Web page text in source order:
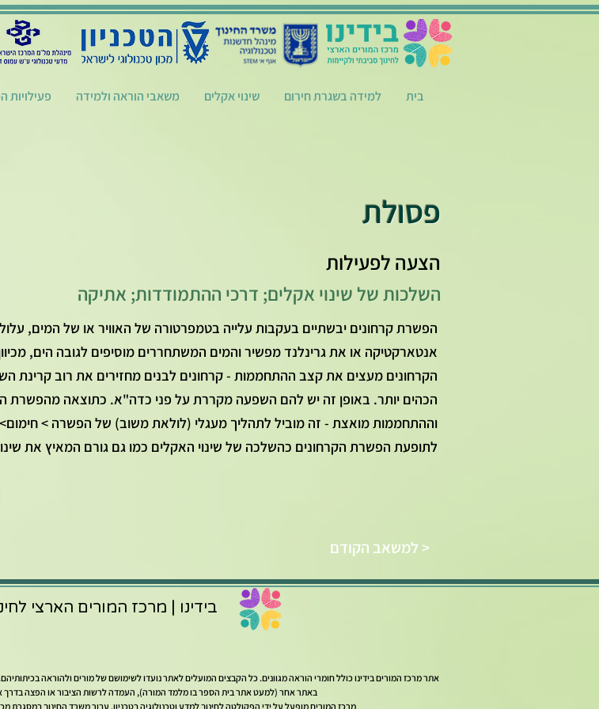
בית למידה בשגרת חירום שינוי אקלים משאבי הוראה ולמידה פעילויות
פסולת
הצעה לפעילות
השלכות של שינוי אקלים; דרכי ההתמודדות; אתיקה
הפשרת קרחונים יבשתיים בעקבות עלייה בטמפרטורה של האוויר או של המים,
אנטארקטיקה או את גרינלנד מפשיר והמים המשתחררים מוסיפים לגובה הים,
הקרחונים מעצים את קצב ההתחממות - קרחונים לבנים מחזירים את רוב קרינת
הכהים יותר. באופן זה יש להם השפעה מקררת על פני כדה"א. כתוצאה מהפשרת
וההתחממות מואצת - זה מוביל לתהליך מעגלי (לולאת משוב) של הפשרה > חימום>
לתופעת הפשרת הקרחונים כהשלכה של שינוי האקלים כמו גם גורם המאיץ את
למשאב הקודם >
בידינו | מרכז המורים הארצי
אתר מרכז המורים בידינו כולל חומרי הוראה מגוונים. כל הקבצים המועלים לאתר נועדו לשימושם של מורים ולהוראה
באתר אחר (למעט אתר בית הספר בו מלמד המורה), העמדה לרשות הציבור או הפצה בדרך
מרכז המורים מופעל על ידי הפקולטה לחינוך למדע וטכנולוגיה בטכניון. עבור משרד החינוך במסגרת מכרז מס' 22/11.2020: הקמה והפעלה של מרכזי